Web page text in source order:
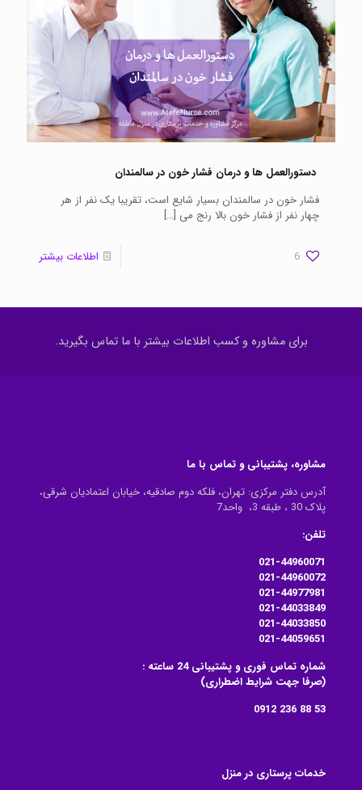
دستورالعمل ها و درمان فشار خون در سالمندان
فشار خون در سالمندان بسیار شایع است، تقریبا یک نفر از هر
چهار نفر از فشار خون بالا رنج می […]
6 اطلاعات بیشتر
برای مشاوره و کسب اطلاعات بیشتر با ما تماس بگیرید.
مشاوره، پشتیبانی و تماس با ما
آدرس دفتر مرکزی: تهران، فلکه دوم صادقیه، خیابان اعتمادیان شرقی،
پلاک 30 ، طبقه 3، واحد7
تلفن:
021-44960071
021-44960072
021-44977981
021-44033849
021-44033850
021-44059651
شماره تماس فوری و پشتیبانی 24 ساعته :
(صرفا جهت شرایط اضطراری)
53 88 236 0912
خدمات پرستاری در منزل